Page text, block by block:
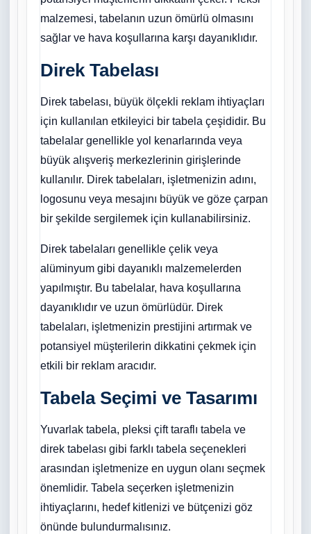
malzemesi, tabelanın uzun ömürlü olmasını
sağlar ve hava koşullarına karşı dayanıklıdır.
Direk Tabelası
Direk tabelası, büyük ölçekli reklam ihtiyaçları
için kullanılan etkileyici bir tabela çeşididir. Bu
tabelalar genellikle yol kenarlarında veya
büyük alışveriş merkezlerinin girişlerinde
kullanılır. Direk tabelaları, işletmenizin adını,
logosunu veya mesajını büyük ve göze çarpan
bir şekilde sergilemek için kullanabilirsiniz.
Direk tabelaları genellikle çelik veya
alüminyum gibi dayanıklı malzemelerden
yapılmıştır. Bu tabelalar, hava koşullarına
dayanıklıdır ve uzun ömürlüdür. Direk
tabelaları, işletmenizin prestijini artırmak ve
potansiyel müşterilerin dikkatini çekmek için
etkili bir reklam aracıdır.
Tabela Seçimi ve Tasarımı
Yuvarlak tabela, pleksi çift taraflı tabela ve
direk tabelası gibi farklı tabela seçenekleri
arasından işletmenize en uygun olanı seçmek
önemlidir. Tabela seçerken işletmenizin
ihtiyaçlarını, hedef kitlenizi ve bütçenizi göz
önünde bulundurmalısınız.